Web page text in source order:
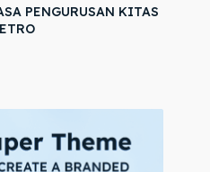
PENGURUSAN KITAS